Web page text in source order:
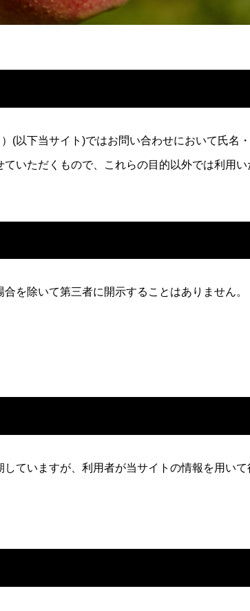
(以下当サイト)ではお問い合わせにおいて氏名
いただくもので、これらの目的以外では利用い
を除いて第三者に開示することはありません。
ていますが、利用者が当サイトの情報を用い